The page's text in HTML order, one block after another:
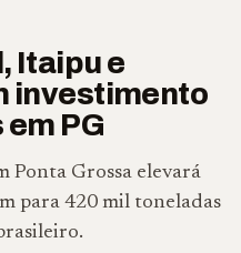
Itaipu e
investimento
em PG
Ponta Grossa elevará
para 420 mil toneladas